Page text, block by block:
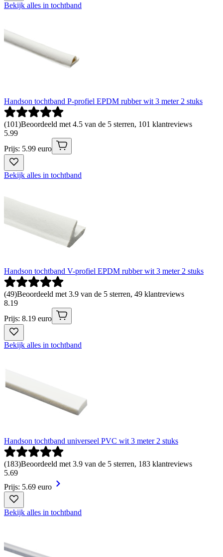
Bekijk alles in tochtband
Handson tochtband P-profiel EPDM rubber wit 3 meter 2 stuks
(101)Beoordeeld met 4.5 van de 5 sterren, 101 klantreviews
5.99
Prijs: 5.99 euro
Bekijk alles in tochtband
Handson tochtband V-profiel EPDM rubber wit 3 meter 2 stuks
(49)Beoordeeld met 3.9 van de 5 sterren, 49 klantreviews
8.19
Prijs: 8.19 euro
Bekijk alles in tochtband
Handson tochtband universeel PVC wit 3 meter 2 stuks
(183)Beoordeeld met 3.9 van de 5 sterren, 183 klantreviews
5.69
Prijs: 5.69 euro
Bekijk alles in tochtband